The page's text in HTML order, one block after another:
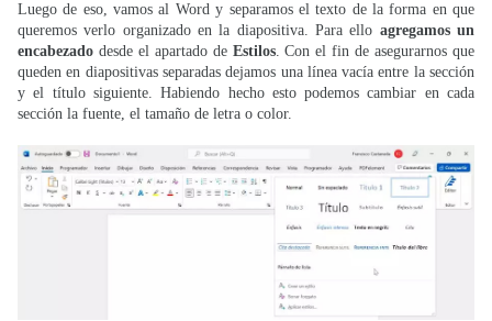
Luego de eso, vamos al Word y separamos el texto de la forma en que
queremos verlo organizado en la diapositiva. Para ello agregamos un
encabezado desde el apartado de Estilos. Con el fin de asegurarnos que
queden en diapositivas separadas dejamos una línea vacía entre la sección
y el título siguiente. Habiendo hecho esto podemos cambiar en cada
sección la fuente, el tamaño de letra o color.